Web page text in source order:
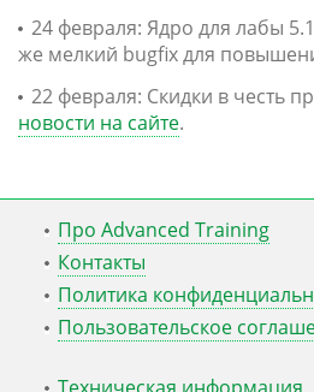
24 февраля: Ядро для лабы
же мелкий bugfix для
22 февраля: Скидки в честь
новости на сайте.
Про Advanced Training
Контакты
Политика
Пользовательское